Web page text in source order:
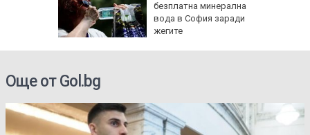
безплатна минерална
вода в София заради
жегите
Още от Gol.bg